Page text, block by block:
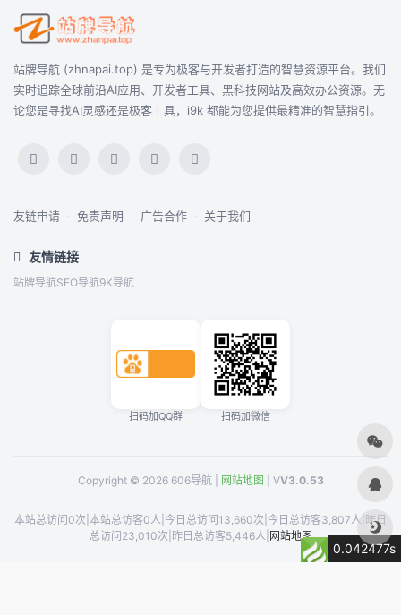
站牌导航 (zhnapai.top) 是专为极客与开发者打造的智慧资源平台。我们
实时追踪全球前沿AI应用、开发者工具、黑科技网站及高效办公资源。无
论您是寻找AI灵感还是极客工具，i9k 都能为您提供最精准的智慧指引。
友链申请 · 免责声明 · 广告合作 · 关于我们
友情链接
站牌导航SEO导航9K导航
扫码加QQ群 扫码加微信
Copyright © 2026 606导航 | 网站地图 | VV3.0.53
本站总访问0次 本站总访客0人 今日总访问13,660次 今日总访客3,807人 昨日
总访问23,010次 昨日总访客5,446人 网站地图
0.042477s